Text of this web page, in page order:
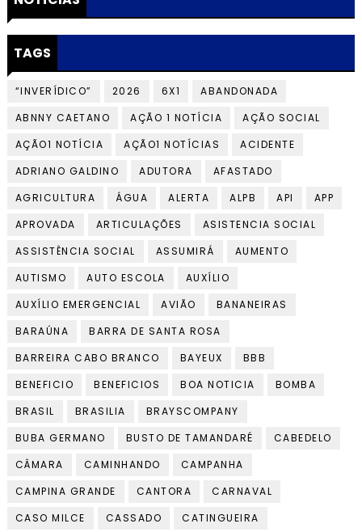
TAGS
“INVERÍDICO” 2026 6X1
ABANDONADA
ABNNY CAETANO
AÇÃO 1 NOTÍCIA
AÇÃO SOCIAL
AÇÃO1 NOTÍCIA
AÇÃO1 NOTÍCIAS
ACIDENTE
ADRIANO GALDINO
ADUTORA
AFASTADO
AGRICULTURA
ÁGUA ALERTA ALPB API
APP
APROVADA
ARTICULAÇÕES
ASISTENCIA SOCIAL
ASSISTÊNCIA SOCIAL
ASSUMIRÁ
AUMENTO
AUTISMO
AUTO ESCOLA
AUXÍLIO
AUXÍLIO EMERGENCIAL
AVIÃO
BANANEIRAS
BARAÚNA
BARRA DE SANTA ROSA
BARREIRA CABO BRANCO
BAYEUX
BBB
BENEFICIO
BENEFICIOS BOA NOTICIA
BOMBA
BRASIL
BRASILIA
BRAYSCOMPANY
BUBA GERMANO
BUSTO DE TAMANDARÉ
CABEDELO
CÂMARA
CAMINHANDO
CAMPANHA
CAMPINA GRANDE
CANTORA
CARNAVAL
CASO MILCE
CASSADO
CATINGUEIRA